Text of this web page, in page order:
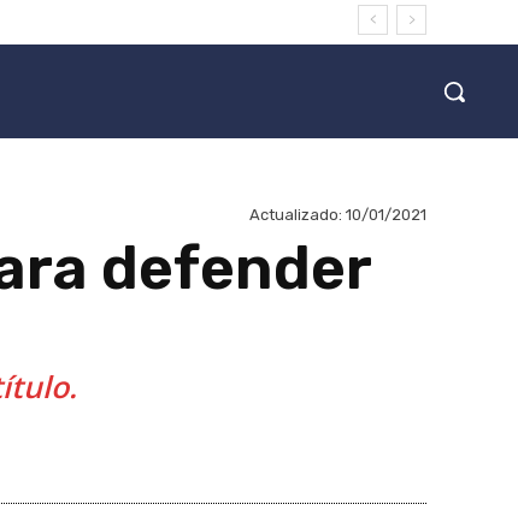
Actualizado: 10/01/2021
defender